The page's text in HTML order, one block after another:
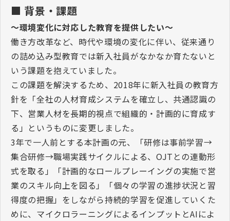
■ 背景・課題
～環境変化に対応した教育を提供したい～
働き方改革など、時代や環境の変化に伴い、従来通り
の詰め込み型教育では新入社員がなかなか育たないと
いう課題を抱えていました。
この課題を解決するため、 2018年に新入社員の教育方
針を「全社の人材育成システムを確立し、共通認識の
下、営業人材を長期的視点で組織的・計画的に育成す
る」というものに変更しました。
3年で一人前とする本計画の元、「研修は事前学習→
集合研修→職場実践サイクルによる、 OJT との連動形
式を取る」「計画的なロールプレーイングの実施で営
業のスキル向上を図る」「個々の学習の進捗状況と習
得度の把握」をしながら持続的学習を促進していくた
めに、マイクロラーニングによるインプットとAIによ